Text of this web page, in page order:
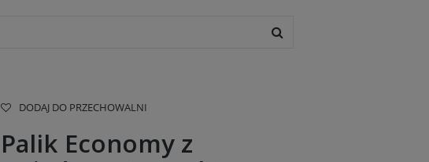
DODAJ DO PRZECHOWALNI
Palik Economy z